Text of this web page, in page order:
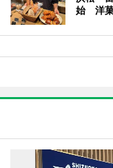
始 洋菓